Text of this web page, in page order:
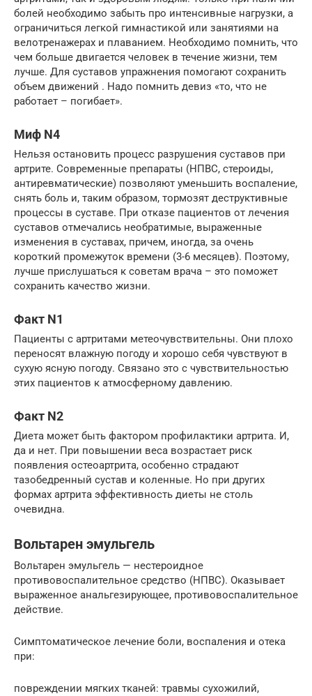
болей необходимо забыть про интенсивные нагрузки, а
ограничиться легкой гимнастикой или занятиями на
велотренажерах и плаванием. Необходимо помнить, что
чем больше двигается человек в течение жизни, тем
лучше. Для суставов упражнения помогают сохранить
объем движений . Надо помнить девиз «то, что не
работает – погибает».
Миф N4
Нельзя остановить процесс разрушения суставов при
артрите. Современные препараты (НПВС, стероиды,
антиревматические) позволяют уменьшить воспаление,
снять боль и, таким образом, тормозят деструктивные
процессы в суставе. При отказе пациентов от лечения
суставов отмечались необратимые, выраженные
изменения в суставах, причем, иногда, за очень
короткий промежуток времени (3-6 месяцев). Поэтому,
лучше прислушаться к советам врача – это поможет
сохранить качество жизни.
Факт N1
Пациенты с артритами метеочувствительны. Они плохо
переносят влажную погоду и хорошо себя чувствуют в
сухую ясную погоду. Связано это с чувствительностью
этих пациентов к атмосферному давлению.
Факт N2
Диета может быть фактором профилактики артрита. И,
да и нет. При повышении веса возрастает риск
появления остеоартрита, особенно страдают
тазобедренный сустав и коленные. Но при других
формах артрита эффективность диеты не столь
очевидна.
Вольтарен эмульгель
Вольтарен эмульгель — нестероидное
противовоспалительное средство (НПВС). Оказывает
выраженное анальгезирующее, противовоспалительное
действие.
Симптоматическое лечение боли, воспаления и отека
при:
повреждении мягких тканей: травмы сухожилий,